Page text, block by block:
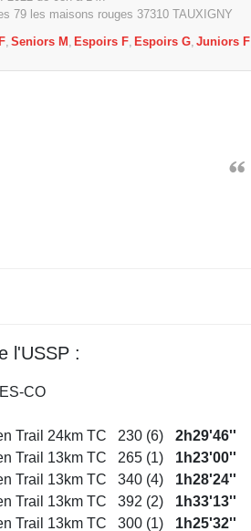
79 les maisons rouges 37310 TAUXIGNY
Seniors M Espoirs F Espoirs G Juniors F
l'USSP :
CO
Trail 24km TC 230 (6) 2h29'46''
Trail 13km TC 265 (1) 1h23'00''
Trail 13km TC 340 (4) 1h28'24''
Trail 13km TC 392 (2) 1h33'13''
Trail 13km TC 300 (1) 1h25'32''